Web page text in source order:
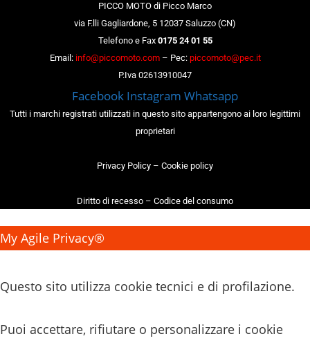
PICCO MOTO di Picco Marco
via F.lli Gagliardone, 5 12037 Saluzzo (CN)
Telefono e Fax 0175 24 01 55
Email: info@piccomoto.com– Pec: piccomoto@pec.it
P.Iva 02613910047
Facebook Instagram Whatsapp
Tutti i marchi registrati utilizzati in questo sito appartengono ai loro legittimi
proprietari
Privacy Policy – Cookie policy
Diritto di recesso – Codice del consumo
My Agile Privacy®
Questo sito utilizza cookie tecnici e di profilazione.
Puoi accettare, rifiutare o personalizzare i cookie